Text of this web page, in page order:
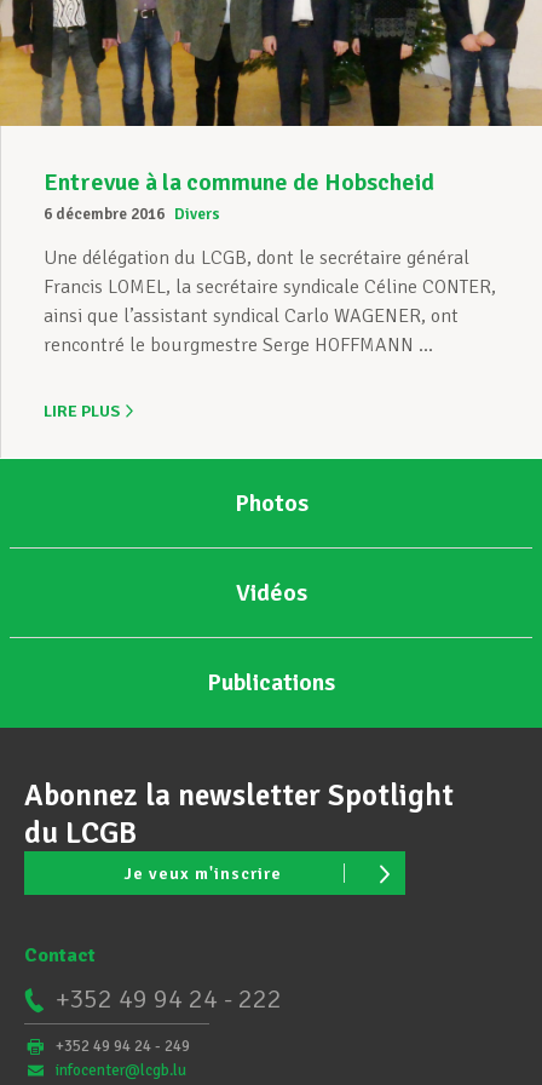
Assistance en vie privée
Devenir Membre
Actualités
Entrevue à la commune de Hobscheid
6 décembre 2016 Divers
Une délégation du LCGB, dont le secrétaire général
Francis LOMEL, la secrétaire syndicale Céline CONTER,
ainsi que l’assistant syndical Carlo WAGENER, ont
rencontré le bourgmestre Serge HOFFMANN ...
LIRE PLUS
Photos
Vidéos
Publications
Abonnez la newsletter Spotlight
du LCGB
Je veux m'inscrire
Contact
+352 49 94 24 - 222
+352 49 94 24 - 249
infocenter@lcgb.lu